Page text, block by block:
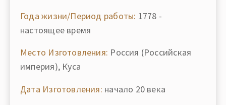
Года жизни/Период работы: 1778 -
настоящее время
Место Изготовления: Россия (Российская
империя), Куса
Дата Изготовления: начало 20 века